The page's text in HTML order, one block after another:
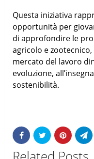
Questa iniziativa
opportunità per
di approfondire le
agricolo e
mercato del lavoro
evoluzione,
sostenibilità.